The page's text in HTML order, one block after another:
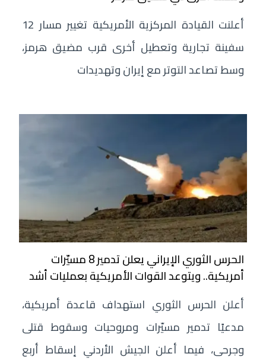
أعلنت القيادة المركزية الأمريكية تغيير مسار 12
سفينة تجارية وتعطيل أخرى قرب مضيق هرمز،
وسط تصاعد التوتر مع إيران وتهديدات
الحرس الثوري الإيراني يعلن تدمير 8 مسيّرات
أمريكية.. ويتوعد القوات الأمريكية بعمليات أشد
أعلن الحرس الثوري استهداف قاعدة أمريكية،
مدعيًا تدمير مسيّرات ومروحيات وسقوط قتلى
وجرحى، فيما أعلن الجيش الأردني إسقاط أربع